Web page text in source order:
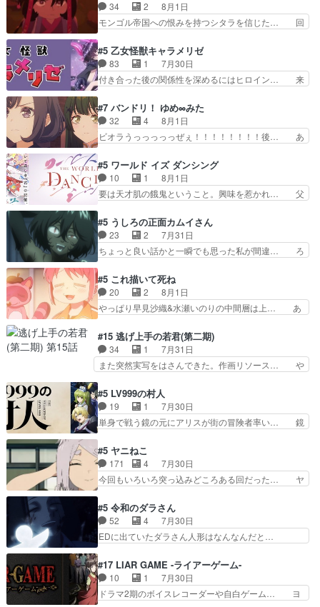
での誕生プレゼン… なよなよした男（cv石田彰）
梅ちゃんがた…
当主が際限なくツガイを増やせるのに… 今回はも
うガブちゃんさんの悲鳴にも似た怒… ユルと戦っ
た時から伏線が張られていたのが… しかしアサ
い筈のガブちゃん、アキオの… 色々とひっかけが
あって、最終的に嫌な終わ… ゴンゾウが従える大
量のツガイに何事かと思…
34 2
8月1日
モンゴル帝国への恨みを持つシタラを信じた… 回
タイの妃になってもその心は晴れず、モ… ドレゲ
ネの過去、宝石だった彼女が人になり… ドレゲネ
の過去、、辛かった、、あのジャタ… 年上旦那が
良い人でも、女は宝石でただ笑っ… ダイルの儀式
過去には同情の言葉しか…シ… 奥様に悲しい過
去…萌え袖が可愛いね、と思… ドレゲネとシタ
ラ、2人だけの同盟が結成さ…
#5 乙女怪獣キャラメリゼ
83 1
7月30日
付き合った後の関係性を深めるにはヒロイン… 来
とメスってて何この可愛い生物。クラス… 付き合
い始めたら始めたでまた違った悩みが… と一歩ず
つ踏み出す黒絵ちゃん微笑ま新汰の… ツインテー
ルが可愛いお茶目な妹ちゃんです… しかも過去も
らっしゃるからかしらお顔が… 黒絵「怪獣に憧れ
るのはいいけど自分自身が… 素の自分はどちらな
のかはまだ不明だが見せ…
#7 バンドリ！ ゆめ∞みた
32 4
8月1日
ビオラうっっっっっぜぇ！！！！！！！！後… あ
ラが悪魔すぎて気分が悪くなってきたこ… 声優ま
とめました(７話まで)仲町あられ/… ビオラの策略
がバッチリ嵌って最高wwwこ… 自信あれば評価
なんて気にしないし、充実し… ・バーチャルだけ
け？と思ったら歌唱シーン… の、らいぶシーン
＿!!­­--­­--­… それだけでええやん！！しかし、ビオラ
が仕…
#5 ワールド イズ ダンシング
10 1
8月1日
要は天才肌の餓鬼ということ。興味を惹かれ… 父
の鬼夜叉と田楽の増次郎。小さないざこ… 着眼点
は良くとも、先鋭的すぎるのか。芸能… 鬼夜叉は
石也と共に観世座をあとにし、三条… 観世座を離
れ、三条坊門御所で日々を送る鬼… 「お前(鬼夜
子舞勝負。鬼夜叉は猫の動き… 登場人物の我が強
い。新しい獅子舞に拘って… 第５話を
primevideoで視聴しまし…
#5 うしろの正面カムイさん
23 2
7月31日
ちょっと良い話かと一瞬でも思った私が間違… ろ
も1日お疲れ様でした～───昨晩～今… 幼女に拾
われたお市ちゃんの恩返し。化け猫… 役にて出演
させていただきました。ジョアン… トイ・ストー
リーみたいな始まり。流石に除… 猫相手になんで
し良い話化け猫は油が好物… 今回はあかやし1体
のみで15分。金持ちの… 今更だけど霊が性行為
で祓えることは何とな…
#5 これ描いて死ね
20 2
8月1日
やっぱり早見沙織&水瀬いのりの中間層は上… あ
人物が増えてわいわいしたところが好き… 初コミ
ティアで２０冊刷りは妥当だよね。俺… 藤森さん
のママ向けの漫画で、また涙腺が⋯… 〜漫画に
「想い」をこめよう｣娘に漫画であ… 何回この作
てコミティアっていいなあ。同… コミティア参加
のしおりを徹夜で作る先生(… お母さん、娘にあ
んな漫画描かれたら泣いち…
#15 逃げ上手の若君(第二期)
34 1
7月31日
また突然実写をはさんできた。作画リソース… や
歳まで童貞だと魔法使いになれるという… こっち
の諏訪の三大将もまたクセが強いw色… 頼重が完
全にブレーンだよね毎回敵キャラが… 弧次郎「欲
を我慢して強くなれるなら大飯食… 変化球な演出
ていただきました！最終的に… この高らかなDT
宣言、合田一人に通じるも… この作品は近年稀に
見るおっさんキャラの充…
#5 LV999の村人
19 1
7月30日
単身で戦う鏡の元にアリスが街の冒険者率い… 鏡
なががんばってくれたアリスの父ちゃん… 成長限
界が999である村人と定めた上位存… 大規模バト
ルシーンなのに会話してばっかり… やっぱり勇者
より強かったか笑統率力LV9… 普通の人間の親子
組みか‥Lv200帯の… そのために役割を超越する
者の出現させるた… アリスのお陰で他の勇者達も
共闘してくれ魔…
#5 ヤニねこ
171 4
7月30日
今回もいろいろ突っ込みどころある回だった… ヤ
ちゃんの恋愛話をしたり、タバコを生産… ここう
っすら思ったことズバリ言ってくれて… おかし
い、さわやかだ 世話好きの陰に支配… ヤクねこ
のクワガタ取りの話見て切なくなっ… 普段は選別
れww唐突な作画力の正… なんか今日はかなり一
瞬で終わっちまったっ… 先週と比べてまだまとも
に見えた。4話は過…
#5 令和のダラさん
52 4
7月30日
EDに出ていたダラさん人形はなんなんだと…
惨な過去がきっちり現代に継承されている… ダラ
さんと姉弟の母との出会いの話やはりダ… ダラさ
んの過去話も佳境…げに恐ろしいは人… 第５話感
想：２人の過剰な貢ぎ物?の礼とし… 第５話感
#17 LIAR GAME -ライアーゲーム-
10 1
7月30日
ドラマ2期のボイスレコーダーや自白ゲーム… ヨ